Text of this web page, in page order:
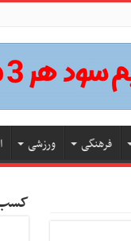
فرهنگی ورزشی
کسب